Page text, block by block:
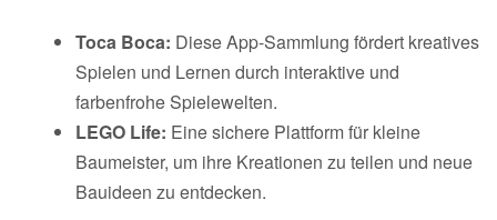
Toca Boca: Diese App-Sammlung fördert kreatives
Spielen und Lernen durch interaktive und
farbenfrohe Spielewelten.
LEGO Life: Eine sichere Plattform für kleine
Baumeister, um ihre Kreationen zu teilen und neue
Bauideen zu entdecken.